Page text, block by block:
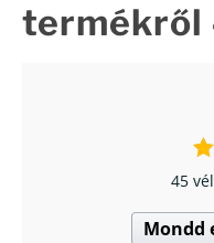
termékről
45
Mondd